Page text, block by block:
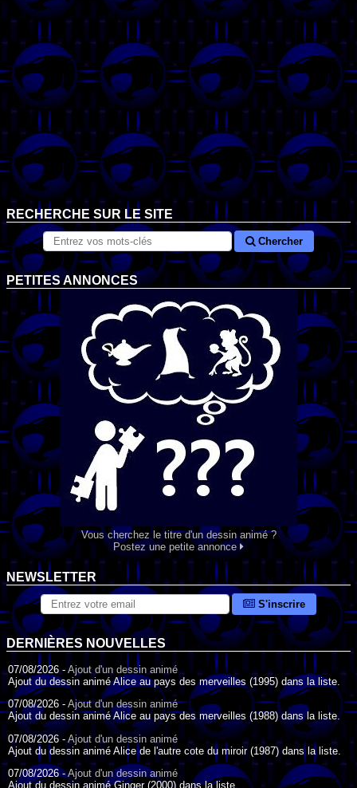
RECHERCHE SUR LE SITE
Chercher
PETITES ANNONCES
Vous cherchez le titre d'un dessin animé ?
Postez une petite annonce
NEWSLETTER
S'inscrire
DERNIÈRES NOUVELLES
07/08/2026 -Ajout d'un dessin animé
Ajout du dessin animé Alice au pays des merveilles (1995) dans la liste.
07/08/2026 - Ajout d'un dessin animé
Ajout du dessin animé Alice au pays des merveilles (1988) dans la liste.
07/08/2026 -Ajout d'un dessin animé
Ajout du dessin animé Alice de l'autre cote du miroir (1987) dans la liste.
07/08/2026 -Ajout d'un dessin animé
Ajout du dessin animé Ginger (2000) dans la liste.